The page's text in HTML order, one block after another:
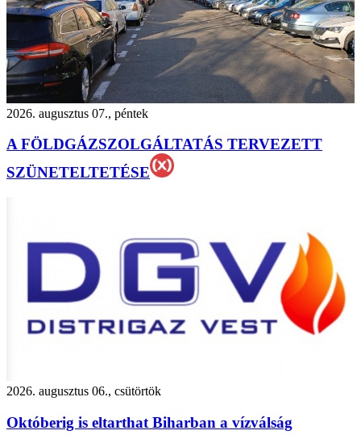
2026. augusztus 07., péntek
A FÖLDGÁZSZOLGÁLTATÁS TERVEZETT
SZÜNETELTETÉSE
2026. augusztus 06., csütörtök
Októberig is eltarthat Biharban a vízválság